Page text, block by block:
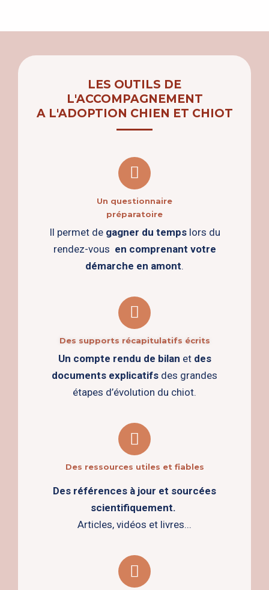
LES OUTILS DE
L'ACCOMPAGNEMENT
A L'ADOPTION CHIEN ET CHIOT
Un questionnaire
préparatoire
Il permet de gagner du tempslors du
rendez-vous en comprenant votre
démarche en amont.
Des supports récapitulatifs écrits
Un compte rendu de bilan et des
documents explicatifs des grandes
étapes d’évolution du chiot.
Des ressources utiles et fiables
Des références à jour et sourcées
scientifiquement.
Articles, vidéos et livres...